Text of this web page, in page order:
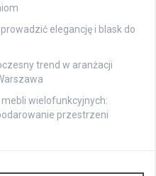
elegancję i blask do
trend w aranżacji
wielofunkcyjnych:
przestrzeni